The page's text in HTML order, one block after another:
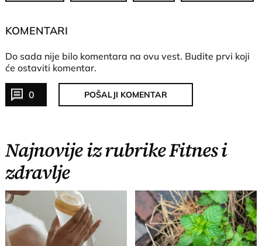
KOMENTARI
Do sada nije bilo komentara na ovu vest. Budite prvi koji
će ostaviti komentar.
0 POŠALJI KOMENTAR
Najnovije iz rubrike Fitnes i
zdravlje